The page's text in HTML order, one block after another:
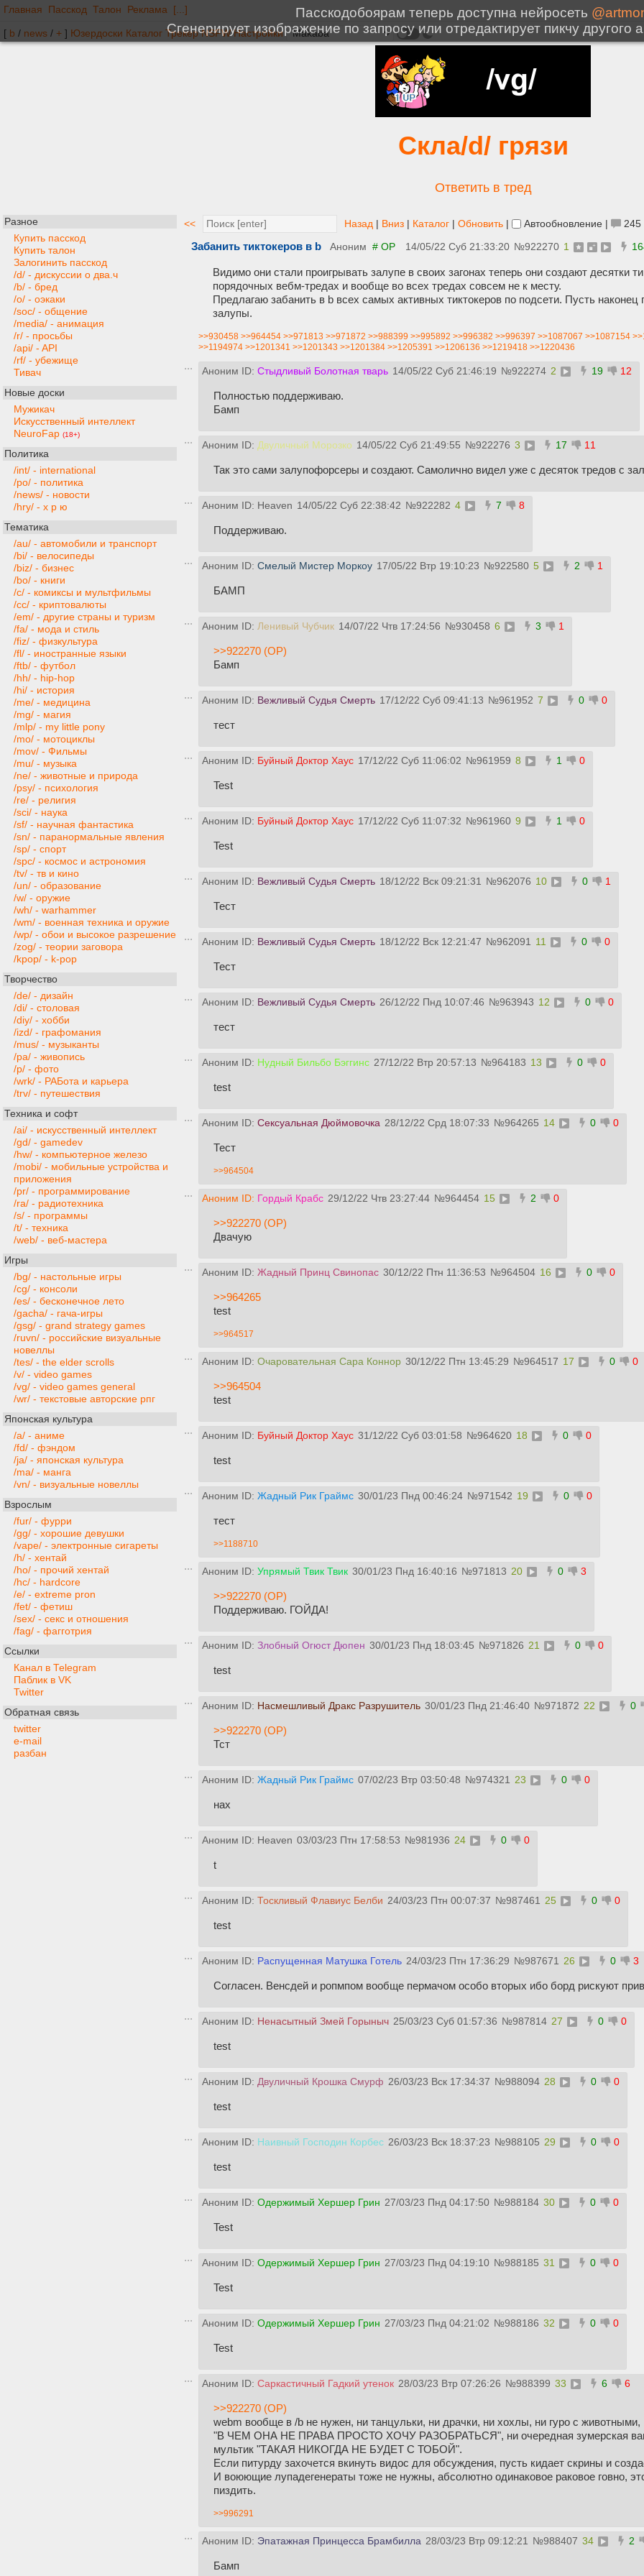
Главная Пасскод Талон Реклама [...]
[ b / news / + ] Юзердоски Каталог Трекер NSFW Настройки
Скла/d/ грязи
Ответить в тред
Разное
Купить пасскод
Купить талон
Залогинить пасскод
/d/ - дискуссии о два.ч
/b/ - бред
/o/ - оэкаки
/soc/ - общение
/media/ - анимация
/r/ - просьбы
/api/ - API
/rf/ - убежище
Тивач
Новые доски
Мужикач
Искусственный интеллект
NeuroFap (18+)
Политика
/int/ - international
/po/ - политика
/news/ - новости
/hry/ - х р ю
Тематика
/au/ - автомобили и транспорт
/bi/ - велосипеды
/biz/ - бизнес
/bo/ - книги
/c/ - комиксы и мультфильмы
/cc/ - криптовалюты
/em/ - другие страны и туризм
/fa/ - мода и стиль
/fiz/ - физкультура
/fl/ - иностранные языки
/ftb/ - футбол
/hh/ - hip-hop
/hi/ - история
/me/ - медицина
/mg/ - магия
/mlp/ - my little pony
/mo/ - мотоциклы
/mov/ - Фильмы
/mu/ - музыка
/ne/ - животные и природа
/psy/ - психология
/re/ - религия
/sci/ - наука
/sf/ - научная фантастика
/sn/ - паранормальные явления
/sp/ - спорт
/spc/ - космос и астрономия
/tv/ - тв и кино
/un/ - образование
/w/ - оружие
/wh/ - warhammer
/wm/ - военная техника и оружие
/wp/ - обои и высокое разрешение
/zog/ - теории заговора
/kpop/ - k-pop
Творчество
/de/ - дизайн
/di/ - столовая
/diy/ - хобби
/izd/ - графомания
/mus/ - музыканты
/pa/ - живопись
/p/ - фото
/wrk/ - РАБота и карьера
/trv/ - путешествия
Техника и софт
/ai/ - искусственный интеллект
/gd/ - gamedev
/hw/ - компьютерное железо
/mobi/ - мобильные устройства и
приложения
/pr/ - программирование
/ra/ - радиотехника
/s/ - программы
/t/ - техника
/web/ - веб-мастера
Игры
/bg/ - настольные игры
/cg/ - консоли
/es/ - бесконечное лето
/gacha/ - гача-игры
/gsg/ - grand strategy games
/ruvn/ - российские визуальные
новеллы
/tes/ - the elder scrolls
/v/ - video games
/vg/ - video games general
/wr/ - текстовые авторские рпг
Японская культура
/a/ - аниме
/fd/ - фэндом
/ja/ - японская культура
/ma/ - манга
/vn/ - визуальные новеллы
Взрослым
/fur/ - фурри
/gg/ - хорошие девушки
/vape/ - электронные сигареты
/h/ - хентай
/ho/ - прочий хентай
/hc/ - hardcore
/e/ - extreme pron
/fet/ - фетиш
/sex/ - секс и отношения
/fag/ - фагготрия
Ссылки
Канал в Telegram
Паблик в VK
Twitter
Обратная связь
twitter
e-mail
разбан
<< Назад | Вниз | Каталог | Обновить | Автообновление | 245
Забанить тиктокеров в b Аноним # OP 14/05/22 Суб 21:33:20 №922270 1
Видимо они стали проигрывать залупе в своих загонах теперь они создают десятки
порядочных вебм-тредах и вообще во всех тредах совсем не к месту.
Предлагаю забанить в b всех самых активных тиктокеров по подсети. Пусть наконец
залупы.
>>930458 >>964454 >>971813 >>971872 >>988399 >>995892 >>996382 >>996397 >>1087067 >>1087154
>>1194974 >>1201341 >>1201343 >>1201384 >>1205391 >>1206136 >>1219418 >>1220436
Аноним ID: Стыдливый Болотная тварь 14/05/22 Суб 21:46:19 №922274 2 19 12
Полностью поддерживаю.
Бамп
Аноним ID: Двуличный Морозко 14/05/22 Суб 21:49:55 №922276 3 17 11
Так это сами залупофорсеры и создают. Самолично видел уже с десяток тредов с
Аноним ID: Heaven 14/05/22 Суб 22:38:42 №922282 4 7 8
Поддерживаю.
Аноним ID: Смелый Мистер Моркоу 17/05/22 Втр 19:10:23 №922580 5 2 1
БАМП
Аноним ID: Ленивый Чубчик 14/07/22 Чтв 17:24:56 №930458 6 3 1
>>922270 (OP)
Бамп
Аноним ID: Вежливый Судья Смерть 17/12/22 Суб 09:41:13 №961952 7 0 0
тест
Аноним ID: Буйный Доктор Хаус 17/12/22 Суб 11:06:02 №961959 8 1 0
Test
Аноним ID: Буйный Доктор Хаус 17/12/22 Суб 11:07:32 №961960 9 1 0
Test
Аноним ID: Вежливый Судья Смерть 18/12/22 Вск 09:21:31 №962076 10 0 1
Тест
Аноним ID: Вежливый Судья Смерть 18/12/22 Вск 12:21:47 №962091 11 0 0
Тест
Аноним ID: Вежливый Судья Смерть 26/12/22 Пнд 10:07:46 №963943 12 0 0
тест
Аноним ID: Нудный Бильбо Бэггинс 27/12/22 Втр 20:57:13 №964183 13 0 0
test
Аноним ID: Сексуальная Дюймовочка 28/12/22 Срд 18:07:33 №964265 14 0 0
Тест
>>964504
Аноним ID: Гордый Крабс 29/12/22 Чтв 23:27:44 №964454 15 2 0
>>922270 (OP)
Двачую
Аноним ID: Жадный Принц Свинопас 30/12/22 Птн 11:36:53 №964504 16 0 0
>>964265
test
>>964517
Аноним ID: Очаровательная Сара Коннор 30/12/22 Птн 13:45:29 №964517 17 0 0
>>964504
test
Аноним ID: Буйный Доктор Хаус 31/12/22 Суб 03:01:58 №964620 18 0 0
test
Аноним ID: Жадный Рик Граймс 30/01/23 Пнд 00:46:24 №971542 19 0 0
тест
>>1188710
Аноним ID: Упрямый Твик Твик 30/01/23 Пнд 16:40:16 №971813 20 0 3
>>922270 (OP)
Поддерживаю. ГОЙДА!
Аноним ID: Злобный Огюст Дюпен 30/01/23 Пнд 18:03:45 №971826 21 0 0
test
Аноним ID: Насмешливый Дракс Разрушитель 30/01/23 Пнд 21:46:40 №971872 22 0
>>922270 (OP)
Тст
Аноним ID: Жадный Рик Граймс 07/02/23 Втр 03:50:48 №974321 23 0 0
нах
Аноним ID: Heaven 03/03/23 Птн 17:58:53 №981936 24 0 0
t
Аноним ID: Тоскливый Флавиус Белби 24/03/23 Птн 00:07:37 №987461 25 0 0
test
Аноним ID: Распущенная Матушка Готель 24/03/23 Птн 17:36:29 №987671 26 0 3
Согласен. Венсдей и ропмпом вообще пермачом особо вторых ибо борд рискуют
Аноним ID: Ненасытный Змей Горыныч 25/03/23 Суб 01:57:36 №987814 27 0 0
test
Аноним ID: Двуличный Крошка Смурф 26/03/23 Вск 17:34:37 №988094 28 0 0
test
Аноним ID: Наивный Господин Корбес 26/03/23 Вск 18:37:23 №988105 29 0 0
test
Аноним ID: Одержимый Хершер Грин 27/03/23 Пнд 04:17:50 №988184 30 0 0
Test
Аноним ID: Одержимый Хершер Грин 27/03/23 Пнд 04:19:10 №988185 31 0 0
Test
Аноним ID: Одержимый Хершер Грин 27/03/23 Пнд 04:21:02 №988186 32 0 0
Test
Аноним ID: Саркастичный Гадкий утенок 28/03/23 Втр 07:26:26 №988399 33 6 6
>>922270 (OP)
webm вообще в /b не нужен, ни танцульки, ни драчки, ни хохлы, ни гуро с
"В ЧЕМ ОНА НЕ ПРАВА ПРОСТО ХОЧУ РАЗОБРАТЬСЯ", ни очередная зумерская
мультик "ТАКАЯ НИКОГДА НЕ БУДЕТ С ТОБОЙ".
Если питурду захочется вкинуть видос для обсуждения, пусть кидает скрины и
И воюющие лупадегенераты тоже не нужны, абсолютно одинаковое раковое говно,
пиздить.
>>996291
Аноним ID: Эпатажная Принцесса Брамбилла 28/03/23 Втр 09:12:21 №988407 34 2
Бамп